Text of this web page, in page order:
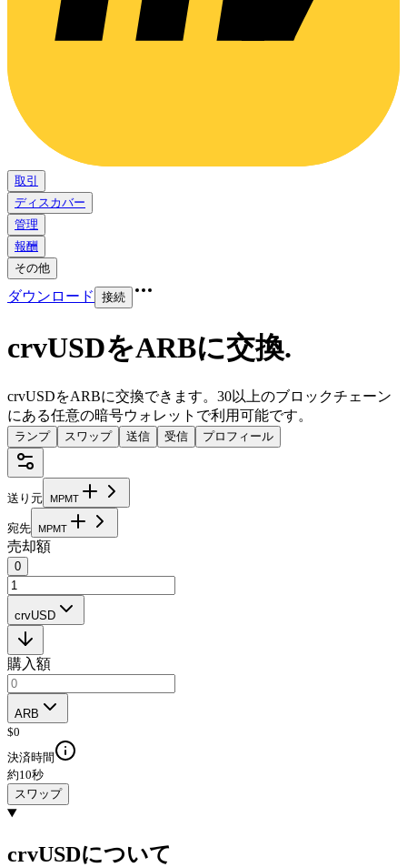
取引
ディスカバー
管理
報酬
その他
ダウンロード 接続
crvUSDをARBに交換.
crvUSDをARBに交換できます。30以上のブロックチェーン
にある任意の暗号ウォレットで利用可能です。
ランプ スワップ 送信 受信 プロフィール
送り元 MPMT
宛先 MPMT
売却額
0
crvUSD
購入額
ARB
$0
決済時間
約10秒
スワップ
crvUSDについて